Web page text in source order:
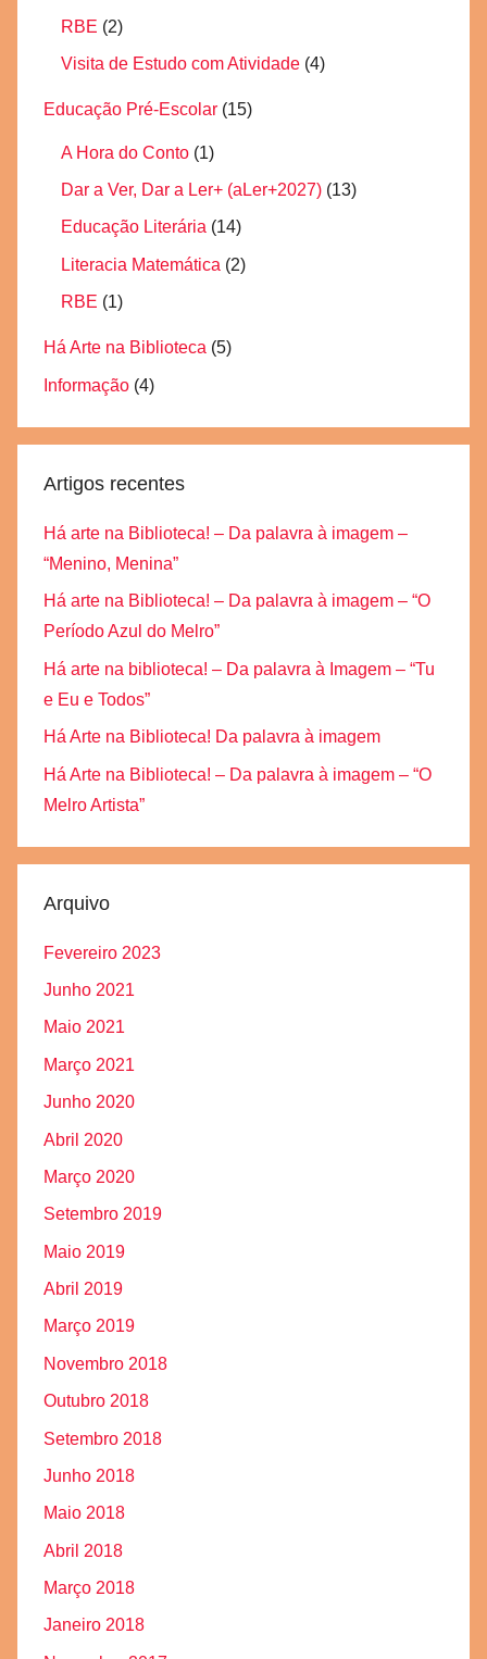
RBE (2)
Visita de Estudo com Atividade (4)
Educação Pré-Escolar (15)
A Hora do Conto (1)
Dar a Ver, Dar a Ler+ (aLer+2027) (13)
Educação Literária (14)
Literacia Matemática (2)
RBE (1)
Há Arte na Biblioteca (5)
Informação (4)
Artigos recentes
Há arte na Biblioteca! – Da palavra à imagem –
“Menino, Menina”
Há arte na Biblioteca! – Da palavra à imagem – “O
Período Azul do Melro”
Há arte na biblioteca! – Da palavra à Imagem – “Tu
e Eu e Todos”
Há Arte na Biblioteca! Da palavra à imagem
Há Arte na Biblioteca! – Da palavra à imagem – “O
Melro Artista”
Arquivo
Fevereiro 2023
Junho 2021
Maio 2021
Março 2021
Junho 2020
Abril 2020
Março 2020
Setembro 2019
Maio 2019
Abril 2019
Março 2019
Novembro 2018
Outubro 2018
Setembro 2018
Junho 2018
Maio 2018
Abril 2018
Março 2018
Janeiro 2018